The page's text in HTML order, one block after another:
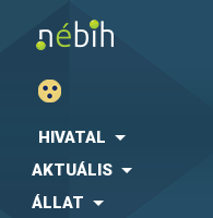
HIVATAL
AKTUÁLIS
ÁLLAT